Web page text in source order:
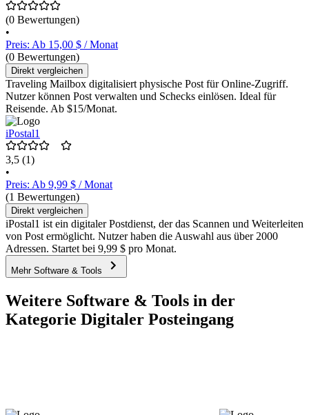
(0 Bewertungen)
•
Preis: Ab 15,00 $ / Monat
(0 Bewertungen)
Direkt vergleichen
Traveling Mailbox digitalisiert physische Post für Online-Zugriff.
Nutzer können Post verwalten und Schecks einlösen. Ideal für
Reisende. Ab $15/Monat.
iPostal1
3,5 (1)
•
Preis: Ab 9,99 $ / Monat
(1 Bewertungen)
Direkt vergleichen
iPostal1 ist ein digitaler Postdienst, der das Scannen und Weiterleiten
von Post ermöglicht. Nutzer haben die Auswahl aus über 2000
Adressen. Startet bei 9,99 $ pro Monat.
Mehr Software & Tools
Weitere Software & Tools in der
Kategorie Digitaler Posteingang